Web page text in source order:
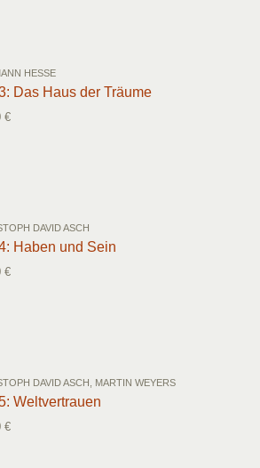
HESSE
Das Haus der Träume
€
DAVID ASCH
Haben und Sein
€
DAVID ASCH, MARTIN WEYERS
Weltvertrauen
€